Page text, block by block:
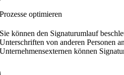
Prozesse optimieren
Sie können den Signaturumlauf
Unterschriften von anderen Personen
Unternehmensexternen können